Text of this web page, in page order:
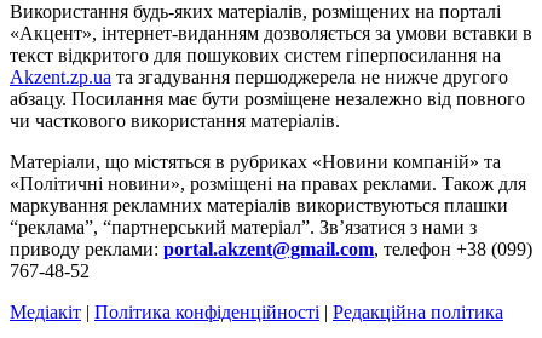
Використання будь-яких матеріалів, розміщених на порталі
«Акцент», інтернет-виданням дозволяється за умови вставки в
текст відкритого для пошукових систем гіперпосилання на
Akzent.zp.ua та згадування першоджерела не нижче другого
абзацу. Посилання має бути розміщене незалежно від повного
чи часткового використання матеріалів.
Матеріали, що містяться в рубриках «Новини компаній» та
«Політичні новини», розміщені на правах реклами. Також для
маркування рекламних матеріалів використвуються плашки
“реклама”, “партнерський матеріал”. Зв’язатися з нами з
приводу реклами: portal.akzent@gmail.com, телефон +38 (099)
767-48-52
Медіакіт | Політика конфіденційності | Редакційна політика